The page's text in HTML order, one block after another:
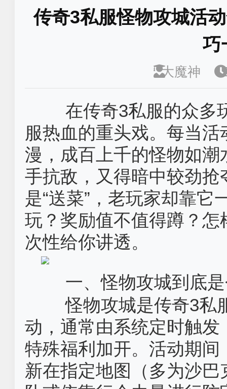
传奇3私服怪物攻城活
巧
大魔神
在传奇3私服的众多
服热血的重头戏。每当
漫，成百上千的怪物如
手抗敌，又得暗中较劲
是“送菜”，老玩家却靠
玩？奖励值不值得蹲？
次性给你讲透。
一、怪物攻城到底
怪物攻城是传奇3私
动，通常由系统定时触
特殊福利加开。活动期
新在指定地图（多为沙